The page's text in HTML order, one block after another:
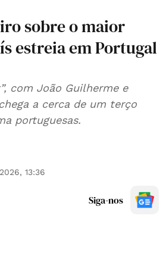
sobre o maior
estreia em Portugal
com João Guilherme e
a cerca de um terço
portuguesas.
13:36
Siga-nos